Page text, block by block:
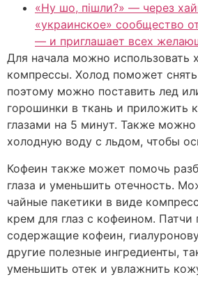
«Ну шо, пішли?» — через
«украинское» сообщество
— и приглашает всех
Для начала можно использовать
компрессы. Холод поможет снять
поэтому можно поставить лед
горошинки в ткань и приложить
глазами на 5 минут. Также
холодную воду с льдом, чтобы
Кофеин также может помочь
глаза и уменьшить отечность.
чайные пакетики в виде
крем для глаз с кофеином. Патчи
содержащие кофеин,
другие полезные ингредиенты,
уменьшить отек и увлажнить